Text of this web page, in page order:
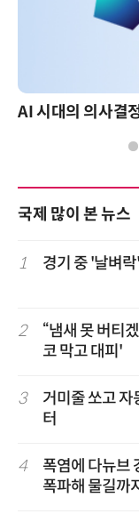
국제 많이 본 뉴스
1 경기 중 '날벼
2
“냄새 못 버티
코 막고 대피'
3
거미줄 쏘고
터
4
폭염에 다뉴브
폭파해 물길까